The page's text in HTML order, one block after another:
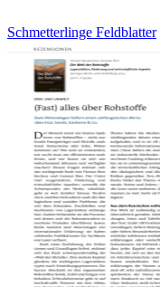
Schmetterlinge Feldblatter